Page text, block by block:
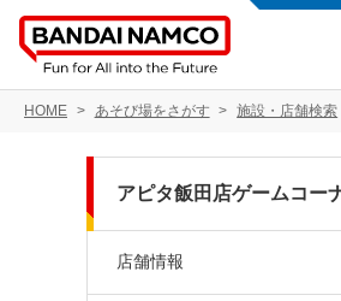
HOME あそび場をさがす 施設・店舗検索
アピタ飯田店ゲームコー
店舗情報